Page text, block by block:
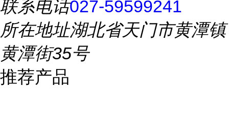
联系电话027-59599241
所在地址湖北省天门市黄潭镇
黄潭街35号
推荐产品